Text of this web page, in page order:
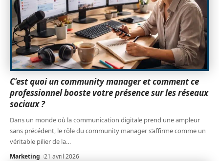
C’est quoi un community manager et comment ce
professionnel booste votre présence sur les réseaux
sociaux ?
Dans un monde où la communication digitale prend une ampleur
sans précédent, le rôle du community manager s’affirme comme un
véritable pilier de la…
Marketing 21 avril 2026